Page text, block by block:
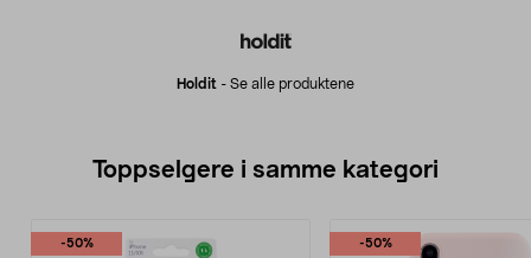
Holdit - Se alle produktene
Toppselgere i samme kategori
-50% -50%